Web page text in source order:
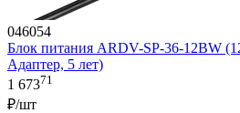
046054
Блок питания ARDV-SP-36-12BW
Адаптер, 5 лет)
1 67371
₽/шт